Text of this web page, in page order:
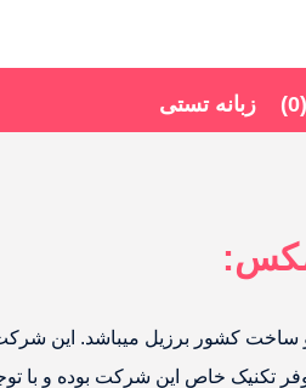
زبانه تستی
مکس:
کشور برزیل میباشد. این
تکنیک خاص این شرکت بوده و با